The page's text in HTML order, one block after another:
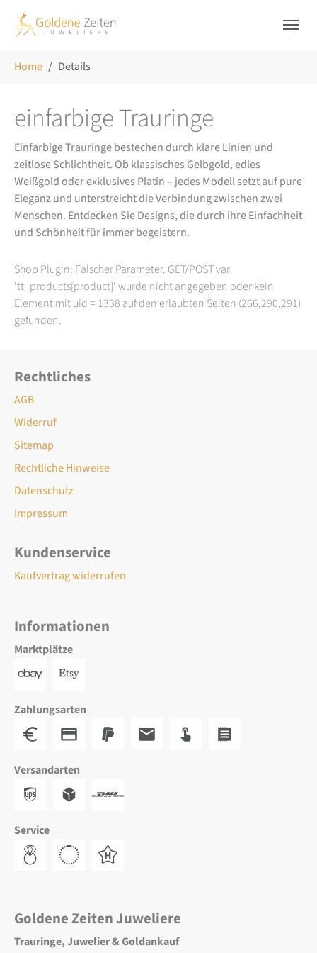
Home Details
einfarbige Trauringe
Einfarbige Trauringe bestechen durch klare Linien und
zeitlose Schlichtheit. Ob klassisches Gelbgold, edles
Weißgold oder exklusives Platin – jedes Modell setzt auf pure
Eleganz und unterstreicht die Verbindung zwischen zwei
Menschen. Entdecken Sie Designs, die durch ihre Einfachheit
und Schönheit für immer begeistern.
Shop Plugin: Falscher Parameter. GET/POST var
'tt_products[product]' wurde nicht angegeben oder kein
Element mit uid = 1338 auf den erlaubten Seiten (266,290,291)
gefunden.
Rechtliches
AGB
Widerruf
Sitemap
Rechtliche Hinweise
Datenschutz
Impressum
Kundenservice
Kaufvertrag widerrufen
Informationen
Marktplätze
Zahlungsarten
Versandarten
Service
Goldene Zeiten Juweliere
Trauringe, Juwelier & Goldankauf